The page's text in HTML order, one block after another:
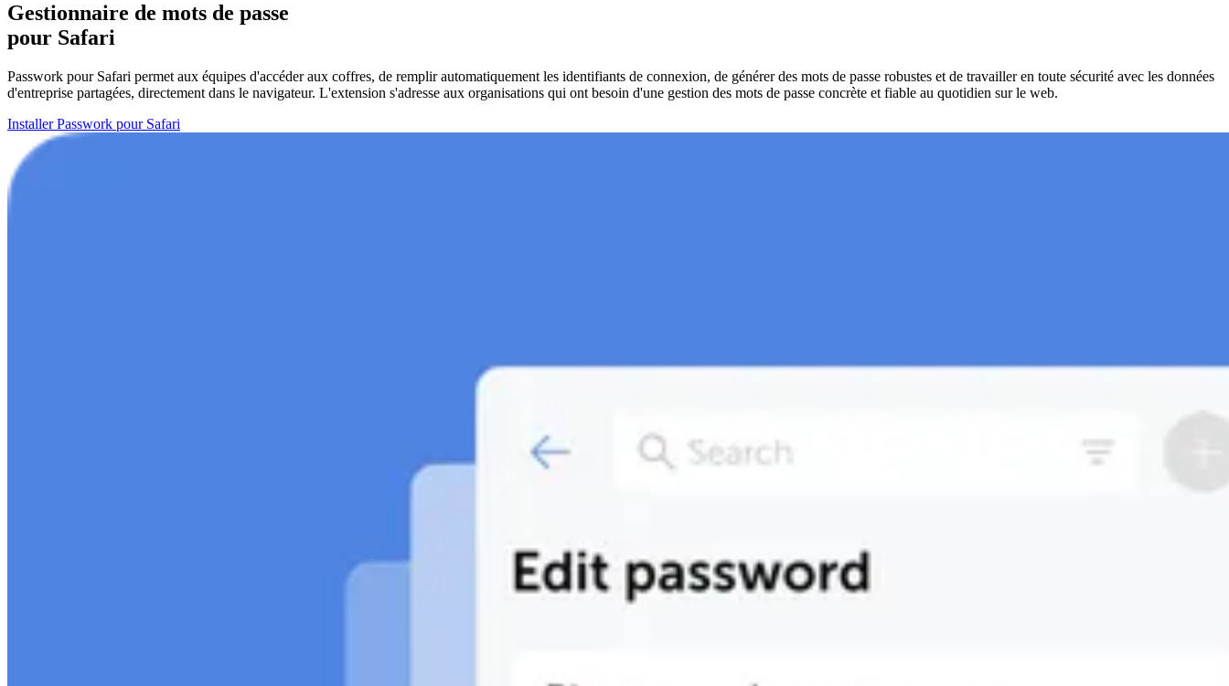
Gestionnaire de mots de passe
pour Safari
Passwork pour Safari permet aux équipes d'accéder aux coffres, de remplir automatiquement les identifiants de connexion, de générer des mots de passe robustes et de travailler en toute sécurité avec les données
d'entreprise partagées, directement dans le navigateur. L'extension s'adresse aux organisations qui ont besoin d'une gestion des mots de passe concrète et fiable au quotidien sur le web.
Installer Passwork pour Safari